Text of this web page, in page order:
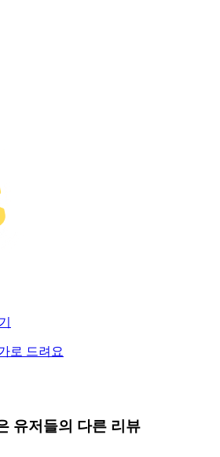
로 드려요
유저들의 다른 리뷰